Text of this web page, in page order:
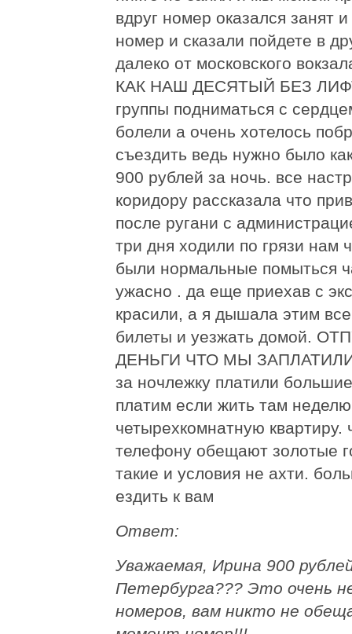
вдруг номер оказался занят
номер и сказали пойдете в
далеко от московского
КАК НАШ ДЕСЯТЫЙ БЕЗ
группы подниматься с
болели а очень хотелось
съездить ведь нужно было
900 рублей за ночь. все
коридору рассказала что
после ругани с
три дня ходили по грязи нам
были нормальные помыться
ужасно . да еще приехав с
красили, а я дышала этим
билеты и уезжать домой.
ДЕНЬГИ ЧТО МЫ
за ночлежку платили
платим если жить там
четырехкомнатную квартиру.
телефону обещают золотые
такие и условия не ахти.
ездить к вам
Ответ:
Уважаемая, Ирина 900
Петербурга??? Это очень
номеров, вам никто не